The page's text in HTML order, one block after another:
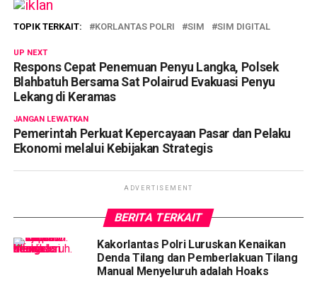
TOPIK TERKAIT: KORLANTAS POLRI SIM SIM DIGITAL
UP NEXT
Respons Cepat Penemuan Penyu Langka, Polsek
Blahbatuh Bersama Sat Polairud Evakuasi Penyu
Lekang di Keramas
JANGAN LEWATKAN
Pemerintah Perkuat Kepercayaan Pasar dan Pelaku
Ekonomi melalui Kebijakan Strategis
ADVERTISEMENT
BERITA TERKAIT
Kakorlantas Polri Luruskan Kenaikan
Denda Tilang dan Pemberlakuan Tilang
Manual Menyeluruh adalah Hoaks